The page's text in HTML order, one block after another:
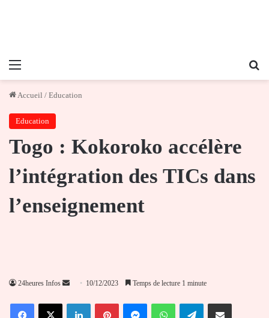
Menu
Accueil / Education
Education
Togo : Kokoroko accélère
l’intégration des TICs dans
l’enseignement
24heures Infos
Envoyer
courriel
10/12/2023 Temps de lecture 1 minute
FacebookX LinkedinPinterestMessengerWhatsAppTelegramPartager par email